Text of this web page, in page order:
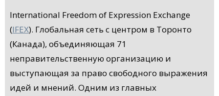
International Freedom of Expression Exchange
(IFEX). Глобальная сеть с центром в Торонто
(Канада), объединяющая 71
неправительственную организацию и
выступающая за право свободного выражения
идей и мнений. Одним из главных